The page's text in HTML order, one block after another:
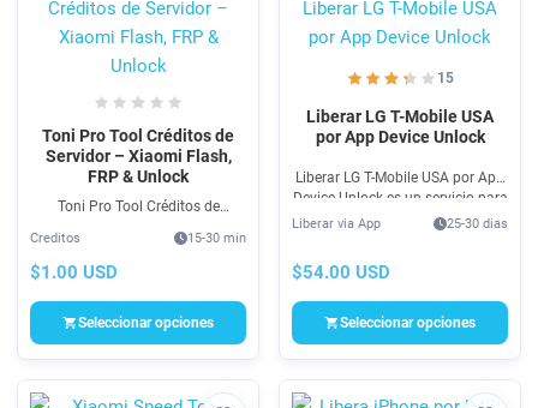
Toni Pro Tool Créditos de
Servidor – Xiaomi Flash,
FRP & Unlock
Toni Pro Tool Créditos de
Unlock es un software que
trabaja por créditos para
Creditos 15-30 min
$1.00 USD
Seleccionar opciones
15
Liberar LG T-Mobile USA
por App Device Unlock
Liberar LG T-Mobile USA por App
Device Unlock es un servicio para
Cambio de compañía con el fin
Liberar via App 25-30 dias
$54.00 USD
Seleccionar opciones